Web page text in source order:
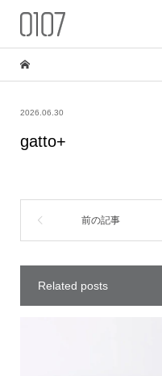
2026.06.30
gatto+
Related posts